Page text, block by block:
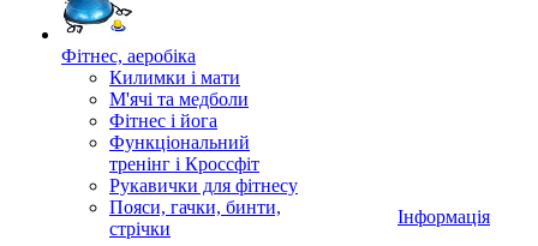
Фітнес, аеробіка
Килимки і мати
М'ячі та медболи
Фітнес і йога
Функціональний
тренінг і Кроссфіт
Рукавички для фітнесу
Пояси, гачки, бинти,
стрічки
Інформація